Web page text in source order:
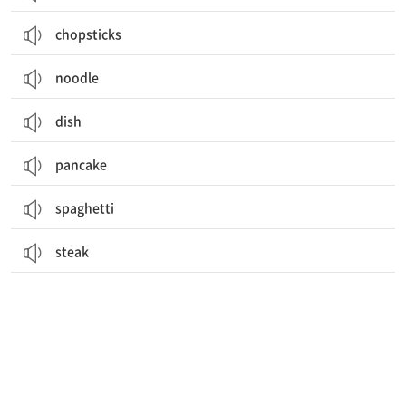
chopsticks
noodle
dish
pancake
spaghetti
steak